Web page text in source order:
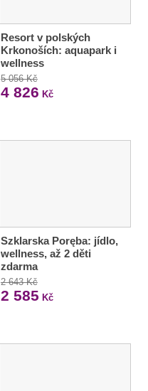
Resort v polských
Krkonoších: aquapark i
wellness
5 056 Kč
4 826 Kč
Szklarska Poręba: jídlo,
wellness, až 2 děti
zdarma
2 643 Kč
2 585 Kč